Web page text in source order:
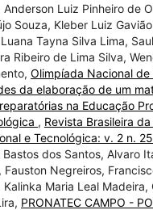
Anderson Luiz Pinheiro de
Souza, Kleber Luiz
Tayna Silva Lima,
Ribeiro de Lima Silva,
Olimpíada Nacional
da elaboração de um
na Educação
, Revista Brasileira
e Tecnológica: v. 2 n.
Bastos dos Santos, Alvaro
Fauston Negreiros,
Kalinka Maria Leal Madeira,
PRONATEC CAMPO -